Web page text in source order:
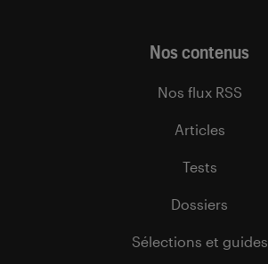
Nos contenus
Nos flux RSS
Articles
Tests
Dossiers
Sélections et guides